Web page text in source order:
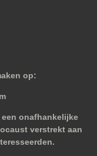
op:
onafhankelijke
verstrekt aan